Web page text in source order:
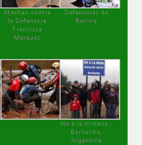
Atentan contra
la Defensora
Francisca
Márquez
Defensoras de
Bolivia
No a la minería ,
Bariloche,
Argentina